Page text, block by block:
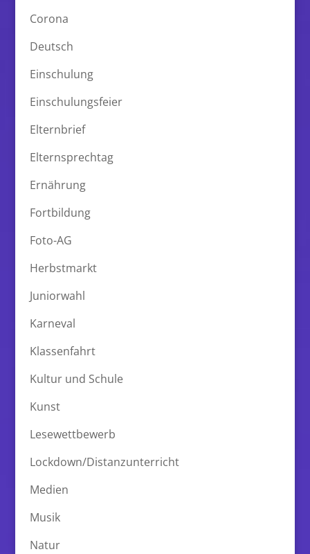
Corona
Deutsch
Einschulung
Einschulungsfeier
Elternbrief
Elternsprechtag
Ernährung
Fortbildung
Foto-AG
Herbstmarkt
Juniorwahl
Karneval
Klassenfahrt
Kultur und Schule
Kunst
Lesewettbewerb
Lockdown/Distanzunterricht
Medien
Musik
Natur